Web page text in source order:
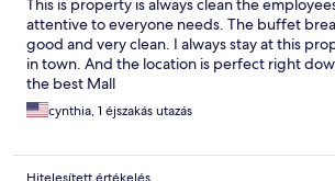
This is property is always clean the
attentive to everyone needs. The buffet
good and very clean. I always stay at this
in town. And the location is perfect right
the best Mall
cynthia, 1 éjszakás utazás